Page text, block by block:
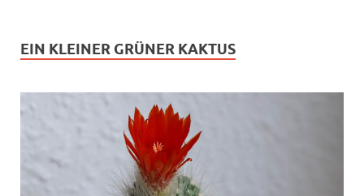
EIN KLEINER GRÜNER KAKTUS